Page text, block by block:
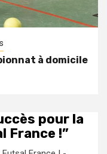
à domicile
pour la
France !”